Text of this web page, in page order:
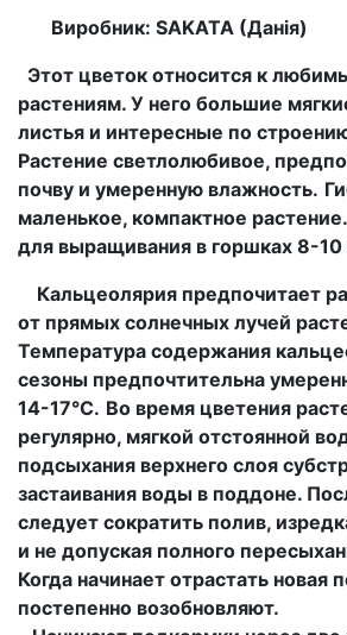
Виробник: SAKATA (Данія)
Этот цветок относится к
растениям. У него большие
листья и интересные по
Растение светлолюбивое,
почву и умеренную влажность.
маленькое, компактное растение.
для выращивания в горшках 8-
Кальцеолярия предпочитает
от прямых солнечных лучей
Температура содержания
сезоны предпочтительна
14-17°C. Во время цветения
регулярно, мягкой отстоянной
подсыхания верхнего слоя
застаивания воды в поддоне.
следует сократить полив,
и не допуская полного
Когда начинает отрастать новая
постепенно возобновляют.